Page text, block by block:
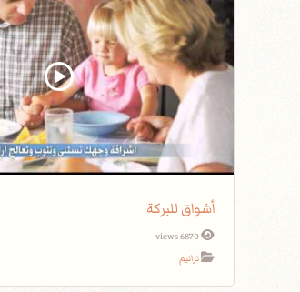
أشواق للبركة
6870 views
ترانيم